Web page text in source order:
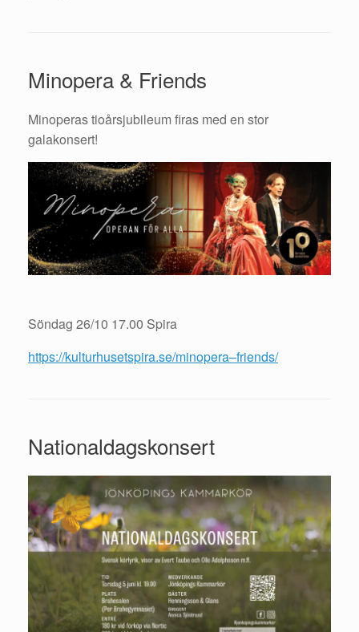
Minopera & Friends
Minoperas tioårsjubileum firas med en stor
galakonsert!
Söndag 26/10 17.00 Spira
https://kulturhusetspira.se/minopera–friends/
Nationaldagskonsert